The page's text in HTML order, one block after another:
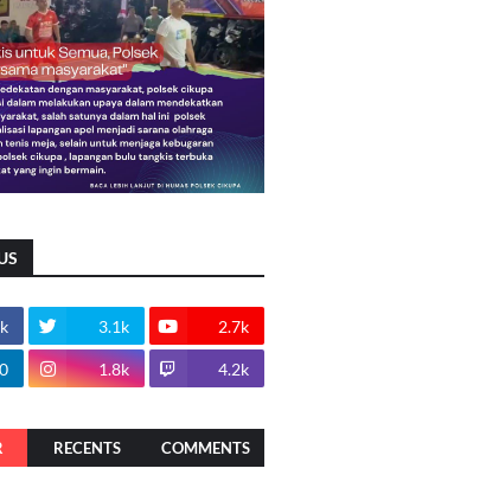
3.1k 2.7k
1.8k 4.2k
RECENTS COMMENTS